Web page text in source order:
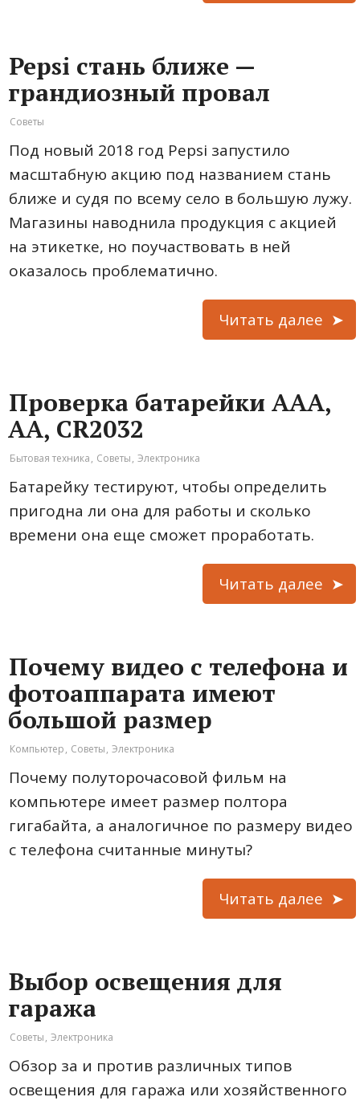
Pepsi стань ближе —
грандиозный провал
Советы
Под новый 2018 год Pepsi запустило
масштабную акцию под названием стань
ближе и судя по всему село в большую лужу.
Магазины наводнила продукция с акцией
на этикетке, но поучаствовать в ней
оказалось проблематично.
Читать далее
Проверка батарейки ААА,
АА, CR2032
Бытовая техника, Советы, Электроника
Батарейку тестируют, чтобы определить
пригодна ли она для работы и сколько
времени она еще сможет проработать.
Читать далее
Почему видео с телефона и
фотоаппарата имеют
большой размер
Компьютер, Советы, Электроника
Почему полуторочасовой фильм на
компьютере имеет размер полтора
гигабайта, а аналогичное по размеру видео
с телефона считанные минуты?
Читать далее
Выбор освещения для
гаража
Советы, Электроника
Обзор за и против различных типов
освещения для гаража или хозяйственного